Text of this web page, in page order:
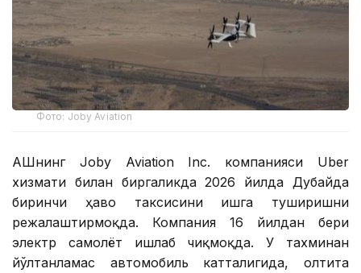
Фото: Joby Aviation
АҚШнинг Joby Aviation Inc. компанияси Uber
хизмати билан биргаликда 2026 йилда Дубайда
биринчи ҳаво таксисини ишга туширишни
режалаштирмоқда. Компания 16 йилдан бери
электр самолёт ишлаб чиқмоқда. У тахминан
йўлтанламас автомобиль катталигида, олтита